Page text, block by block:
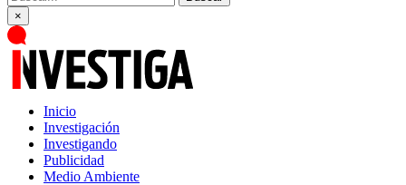
×
Inicio
Investigación
Investigando
Publicidad
Medio Ambiente